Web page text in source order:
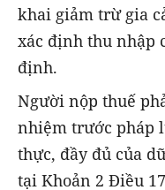
khai giảm trừ gia
xác định thu nhập
định.
Người nộp thuế
nhiệm trước pháp
thực, đầy đủ của
tại Khoản 2 Điều